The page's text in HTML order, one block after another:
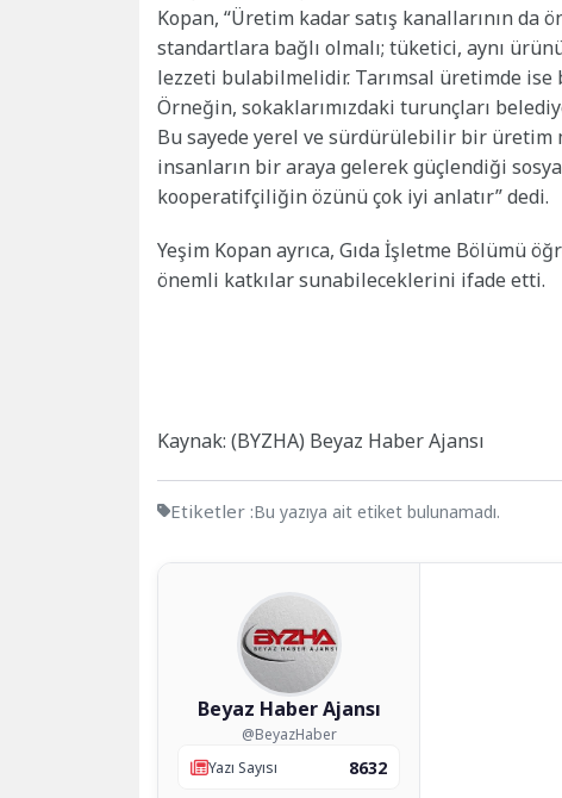
Kopan, “Üretim kadar satış kanallarının da
standartlara bağlı olmalı; tüketici, aynı
lezzeti bulabilmelidir. Tarımsal üretimde
Örneğin, sokaklarımızdaki turunçları
Bu sayede yerel ve sürdürülebilir bir üretim
insanların bir araya gelerek güçlendiği sosyal
kooperatifçiliğin özünü çok iyi anlatır” dedi.
Yeşim Kopan ayrıca, Gıda İşletme
önemli katkılar sunabileceklerini ifade etti.
Kaynak: (BYZHA) Beyaz Haber Ajansı
Etiketler :Bu yazıya ait etiket bulunamadı.
Beyaz Haber Ajansı
@BeyazHaber
Yazı Sayısı
8632